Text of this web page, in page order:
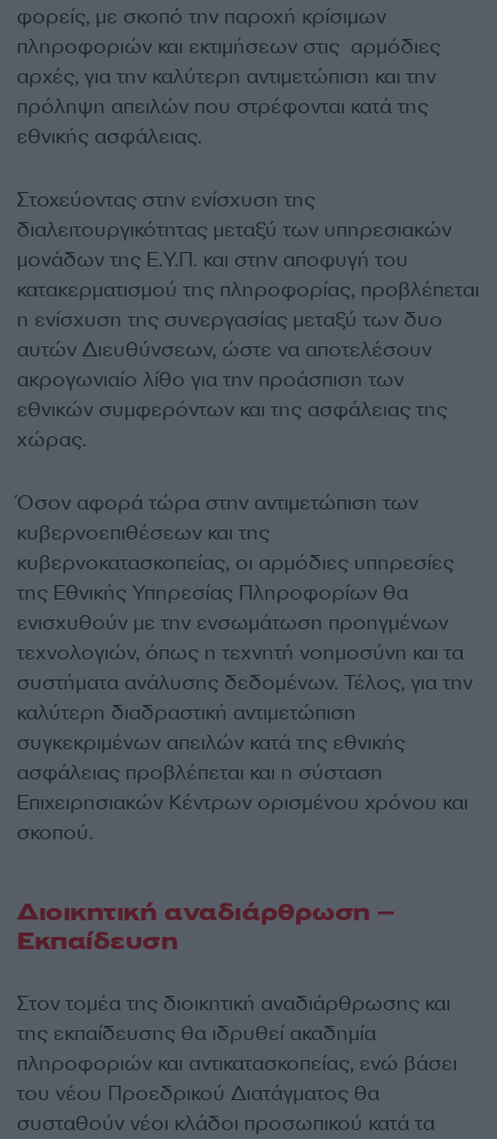
φορείς, με σκοπό την παροχή κρίσιμων
πληροφοριών και εκτιμήσεων στις αρμόδιες
αρχές, για την καλύτερη αντιμετώπιση και την
πρόληψη απειλών που στρέφονται κατά της
εθνικής ασφάλειας.
Στοχεύοντας στην ενίσχυση της
διαλειτουργικότητας μεταξύ των υπηρεσιακών
μονάδων της Ε.Υ.Π. και στην αποφυγή του
κατακερματισμού της πληροφορίας, προβλέπεται
η ενίσχυση της συνεργασίας μεταξύ των δυο
αυτών Διευθύνσεων, ώστε να αποτελέσουν
ακρογωνιαίο λίθο για την προάσπιση των
εθνικών συμφερόντων και της ασφάλειας της
χώρας.
Όσον αφορά τώρα στην αντιμετώπιση των
κυβερνοεπιθέσεων και της
κυβερνοκατασκοπείας, οι αρμόδιες υπηρεσίες
της Εθνικής Υπηρεσίας Πληροφορίων θα
ενισχυθούν με την ενσωμάτωση προηγμένων
τεχνολογιών, όπως η τεχνητή νοημοσύνη και τα
συστήματα ανάλυσης δεδομένων. Τέλος, για την
καλύτερη διαδραστική αντιμετώπιση
συγκεκριμένων απειλών κατά της εθνικής
ασφάλειας προβλέπεται και η σύσταση
Επιχειρησιακών Κέντρων ορισμένου χρόνου και
σκοπού.
Διοικητική αναδιάρθρωση –
Εκπαίδευση
Στον τομέα της διοικητική αναδιάρθρωσης και
της εκπαίδευσης θα ιδρυθεί ακαδημία
πληροφοριών και αντικατασκοπείας, ενώ βάσει
του νέου Προεδρικού Διατάγματος θα
συσταθούν νέοι κλάδοι προσωπικού κατά τα